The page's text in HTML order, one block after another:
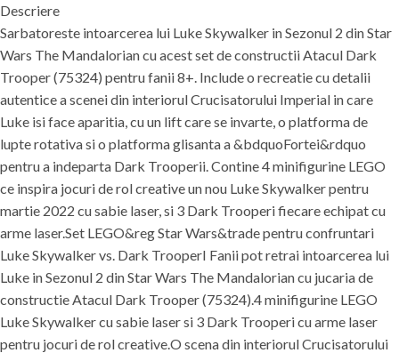
Descriere
Sarbatoreste intoarcerea lui Luke Skywalker in Sezonul 2 din Star
Wars The Mandalorian cu acest set de constructii Atacul Dark
Trooper (75324) pentru fanii 8+. Include o recreatie cu detalii
autentice a scenei din interiorul Crucisatorului Imperial in care
Luke isi face aparitia, cu un lift care se invarte, o platforma de
lupte rotativa si o platforma glisanta a &bdquoFortei&rdquo
pentru a indeparta Dark Trooperii. Contine 4 minifigurine LEGO
ce inspira jocuri de rol creative un nou Luke Skywalker pentru
martie 2022 cu sabie laser, si 3 Dark Trooperi fiecare echipat cu
arme laser.Set LEGO&reg Star Wars&trade pentru confruntari
Luke Skywalker vs. Dark TrooperI Fanii pot retrai intoarcerea lui
Luke in Sezonul 2 din Star Wars The Mandalorian cu jucaria de
constructie Atacul Dark Trooper (75324).4 minifigurine LEGO
Luke Skywalker cu sabie laser si 3 Dark Trooperi cu arme laser
pentru jocuri de rol creative.O scena din interiorul Crucisatorului